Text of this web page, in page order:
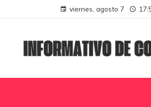
viernes, agosto 7